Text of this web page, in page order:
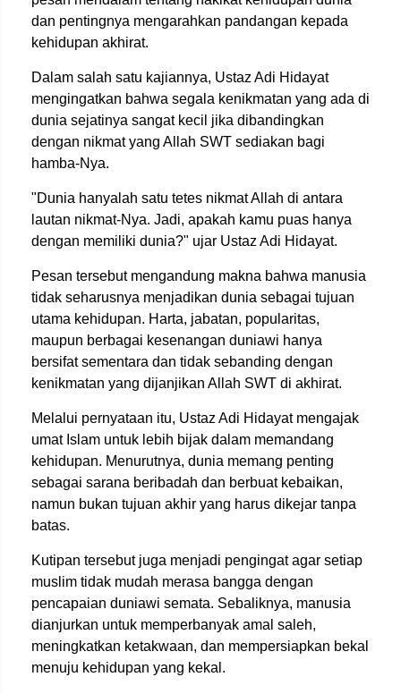
dan pentingnya mengarahkan pandangan kepada
kehidupan akhirat.
Dalam salah satu kajiannya, Ustaz Adi Hidayat
mengingatkan bahwa segala kenikmatan yang ada di
dunia sejatinya sangat kecil jika dibandingkan
dengan nikmat yang Allah SWT sediakan bagi
hamba-Nya.
"Dunia hanyalah satu tetes nikmat Allah di antara
lautan nikmat-Nya. Jadi, apakah kamu puas hanya
dengan memiliki dunia?" ujar Ustaz Adi Hidayat.
Pesan tersebut mengandung makna bahwa manusia
tidak seharusnya menjadikan dunia sebagai tujuan
utama kehidupan. Harta, jabatan, popularitas,
maupun berbagai kesenangan duniawi hanya
bersifat sementara dan tidak sebanding dengan
kenikmatan yang dijanjikan Allah SWT di akhirat.
Melalui pernyataan itu, Ustaz Adi Hidayat mengajak
umat Islam untuk lebih bijak dalam memandang
kehidupan. Menurutnya, dunia memang penting
sebagai sarana beribadah dan berbuat kebaikan,
namun bukan tujuan akhir yang harus dikejar tanpa
batas.
Kutipan tersebut juga menjadi pengingat agar setiap
muslim tidak mudah merasa bangga dengan
pencapaian duniawi semata. Sebaliknya, manusia
dianjurkan untuk memperbanyak amal saleh,
meningkatkan ketakwaan, dan mempersiapkan bekal
menuju kehidupan yang kekal.